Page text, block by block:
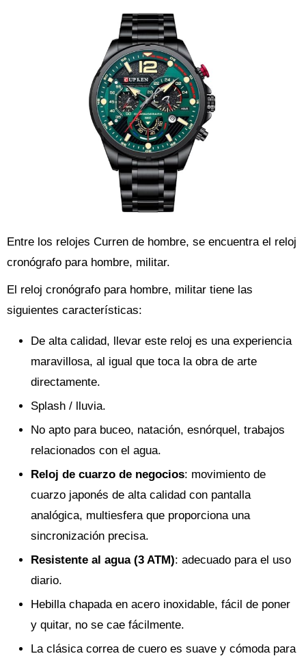
Entre los relojes Curren de hombre, se encuentra el reloj
cronógrafo para hombre, militar.
El reloj cronógrafo para hombre, militar tiene las
siguientes características:
De alta calidad, llevar este reloj es una experiencia
maravillosa, al igual que toca la obra de arte
directamente.
Splash / lluvia.
No apto para buceo, natación, esnórquel, trabajos
relacionados con el agua.
Reloj de cuarzo de negocios: movimiento de
cuarzo japonés de alta calidad con pantalla
analógica, multiesfera que proporciona una
sincronización precisa.
Resistente al agua (3 ATM): adecuado para el uso
diario.
Hebilla chapada en acero inoxidable, fácil de poner
y quitar, no se cae fácilmente.
La clásica correa de cuero es suave y cómoda para